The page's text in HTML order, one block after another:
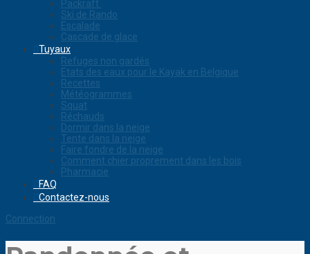
Packraft
Ski de Rando
Escalade
Cascade de glace
Tuyaux
Refuges non gardés
Etats des eaux pour le Kayak en Belgique
Recettes
Météogrammes
Squat
Réchauds
Dormir dans la neige
Tente dans la neige
Faire fondre de la neige
Comment chier proprement dans les bois
Pharmacie
FAQ
Contactez-nous
Connection